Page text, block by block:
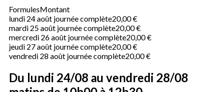
FormulesMontant
lundi 24 août journée complète20,00 €
mardi 25 août journée complète20,00 €
mercredi 26 août journée complète20,00 €
jeudi 27 août journée complète20,00 €
vendredi 28 août journée complète20,00 €
Du lundi 24/08 au vendredi 28/08